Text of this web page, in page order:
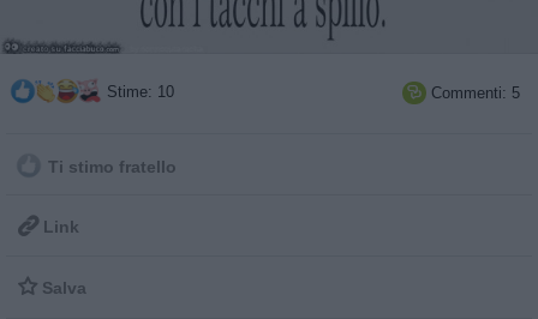
Stime: 10  Commenti: 5
Ti stimo fratello
 Link
 Salva